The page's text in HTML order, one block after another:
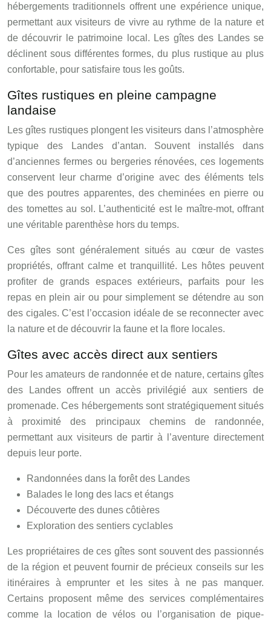
hébergements traditionnels offrent une expérience unique,
permettant aux visiteurs de vivre au rythme de la nature et
de découvrir le patrimoine local. Les gîtes des Landes se
déclinent sous différentes formes, du plus rustique au plus
confortable, pour satisfaire tous les goûts.
Gîtes rustiques en pleine campagne
landaise
Les gîtes rustiques plongent les visiteurs dans l’atmosphère
typique des Landes d’antan. Souvent installés dans
d’anciennes fermes ou bergeries rénovées, ces logements
conservent leur charme d’origine avec des éléments tels
que des poutres apparentes, des cheminées en pierre ou
des tomettes au sol. L’authenticité est le maître-mot, offrant
une véritable parenthèse hors du temps.
Ces gîtes sont généralement situés au cœur de vastes
propriétés, offrant calme et tranquillité. Les hôtes peuvent
profiter de grands espaces extérieurs, parfaits pour les
repas en plein air ou pour simplement se détendre au son
des cigales. C’est l’occasion idéale de se reconnecter avec
la nature et de découvrir la faune et la flore locales.
Gîtes avec accès direct aux sentiers
Pour les amateurs de randonnée et de nature, certains gîtes
des Landes offrent un accès privilégié aux sentiers de
promenade. Ces hébergements sont stratégiquement situés
à proximité des principaux chemins de randonnée,
permettant aux visiteurs de partir à l’aventure directement
depuis leur porte.
Randonnées dans la forêt des Landes
Balades le long des lacs et étangs
Découverte des dunes côtières
Exploration des sentiers cyclables
Les propriétaires de ces gîtes sont souvent des passionnés
de la région et peuvent fournir de précieux conseils sur les
itinéraires à emprunter et les sites à ne pas manquer.
Certains proposent même des services complémentaires
comme la location de vélos ou l’organisation de pique-